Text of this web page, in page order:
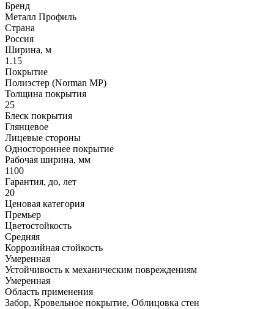
Бренд
Металл Профиль
Страна
Россия
Ширина, м
1.15
Покрытие
Полиэстер (Norman MP)
Толщина покрытия
25
Блеск покрытия
Глянцевое
Лицевые стороны
Одностороннее покрытие
Рабочая ширина, мм
1100
Гарантия, до, лет
20
Ценовая категория
Премьер
Цветостойкость
Средняя
Коррозийная стойкость
Умеренная
Устойчивость к механическим повреждениям
Умеренная
Область применения
Забор, Кровельное покрытие, Облицовка стен